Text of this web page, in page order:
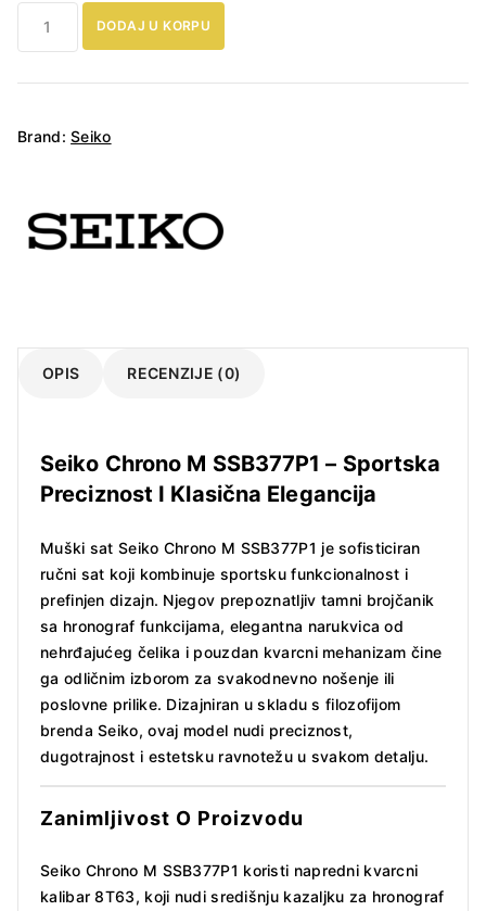
SSB377P1
DODAJ U KORPU
Brand:Seiko
OPIS RECENZIJE (0)
Seiko Chrono M SSB377P1 – Sportska
Preciznost I Klasična Elegancija
Muški sat Seiko Chrono M SSB377P1 je sofisticiran
ručni sat koji kombinuje sportsku funkcionalnost i
prefinjen dizajn. Njegov prepoznatljiv tamni brojčanik
sa hronograf funkcijama, elegantna narukvica od
nehrđajućeg čelika i pouzdan kvarcni mehanizam čine
ga odličnim izborom za svakodnevno nošenje ili
poslovne prilike. Dizajniran u skladu s filozofijom
brenda Seiko, ovaj model nudi preciznost,
dugotrajnost i estetsku ravnotežu u svakom detalju.
Zanimljivost O Proizvodu
Seiko Chrono M SSB377P1 koristi napredni kvarcni
kalibar 8T63, koji nudi središnju kazaljku za hronograf